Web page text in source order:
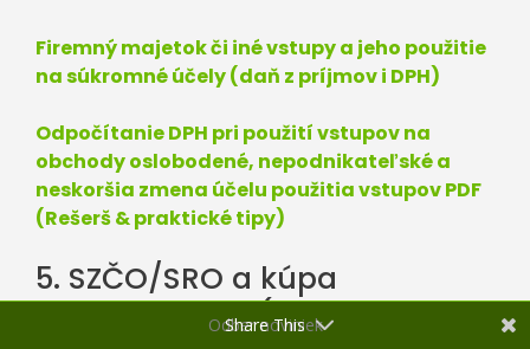
Firemný majetok či iné vstupy a jeho použitie
na súkromné účely (daň z príjmov i DPH)
Odpočítanie DPH pri použití vstupov na
obchody oslobodené, nepodnikateľské a
neskoršia zmena účelu použitia vstupov PDF
(Rešerš & praktické tipy)
5. SZČO/SRO a kúpa
nehnuteľnosti (výstavba
Share This
Odber noviniek